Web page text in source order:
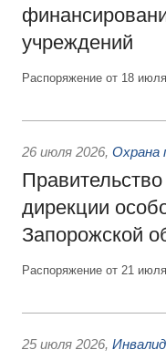
учреждений
Распоряжение от 18
26 июля 2026, Охрана
дирекции
Запорожской
Распоряжение от 21
25 июля 2026,